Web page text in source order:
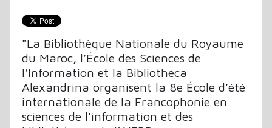
"La Bibliothèque Nationale du Royaume
du Maroc, l’École des Sciences de
l’Information et la Bibliotheca
Alexandrina organisent la 8e École d’été
internationale de la Francophonie en
sciences de l’information et des